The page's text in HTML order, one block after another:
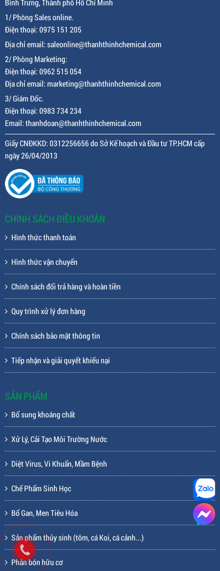
1/ Phòng Sales online.
Điện thoại: 0975 151 205
Địa chỉ email: saleonline@thanhthinhchemical.com
2/ Phòng Marketing:
Điện thoại: 0962 515 054
Địa chỉ email: marketing@thanhthinhchemical.com
3/ Giám Đốc.
Điện thoại: 0983 734 234
Email: thanhdoan@thanhthinhchemical.com
Giấy CNĐKKD: 0312256656 do Sở Kế hoạch và Đầu tư TP.HCM cấp
ngày 26/04/2013
CHÍNH SÁCH ĐIỀU KHOẢN
Hình thức thanh toán
Hình thức vận chuyển
Chính sách đổi trả hàng và hoàn tiền
Quy trình xử lý đơn hàng
Chính sách bảo mật thông tin
Tiếp nhận và giải quyết khiếu nại
SẢN PHẨM
Bổ sung khoáng chất
Xử Lý, Cải Tạo Môi Trường Nước
Diệt Virus, Vi Khuẩn, Mầm Bệnh
Chế Phẩm Sinh Học
Bổ Gan, Men Tiêu Hóa
Sản phẩm thủy sinh (tôm, cá Koi, cá cảnh...)
Phân bón hữu cơ